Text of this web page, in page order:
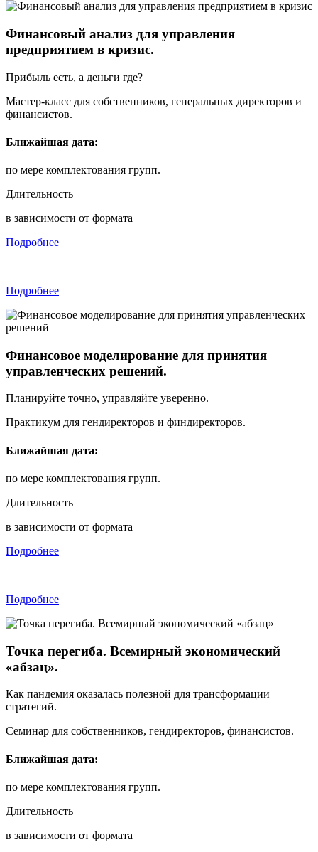
Финансовый анализ для управления
предприятием в кризис.
Прибыль есть, а деньги где?
Мастер-класс для собственников, генеральных директоров и
финансистов.
Ближайшая дата:
по мере комплектования групп.
Длительность
в зависимости от формата
Подробнее
Подробнее
Финансовое моделирование для принятия
управленческих решений.
Планируйте точно, управляйте уверенно.
Практикум для гендиректоров и финдиректоров.
Ближайшая дата:
по мере комплектования групп.
Длительность
в зависимости от формата
Подробнее
Подробнее
Точка перегиба. Всемирный экономический
«абзац».
Как пандемия оказалась полезной для трансформации
стратегий.
Семинар для собственников, гендиректоров, финансистов.
Ближайшая дата:
по мере комплектования групп.
Длительность
в зависимости от формата